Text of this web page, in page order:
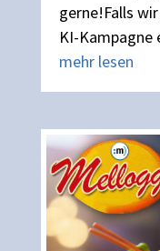
gerne!Falls
KI-Kampagne
mehr lesen